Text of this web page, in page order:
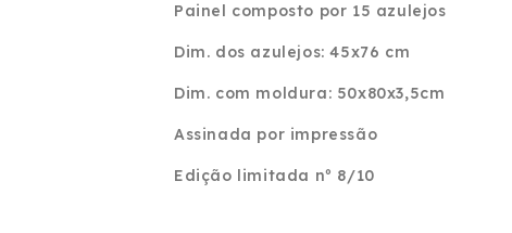
Painel composto por 15 azulejos
Dim. dos azulejos: 45x76 cm
Dim. com moldura: 50x80x3,5cm
Assinada por impressão
Edição limitada nº 8/10